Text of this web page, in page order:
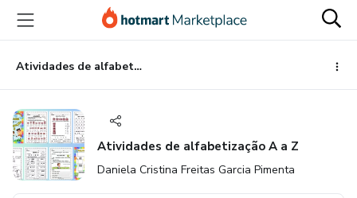
para
conteúdo
principal
para
pagamento
para
rodapé
Atividades de alfabetização A a Z
Atividades de alfabetização A a Z
Daniela Cristina Freitas Garcia Pimenta